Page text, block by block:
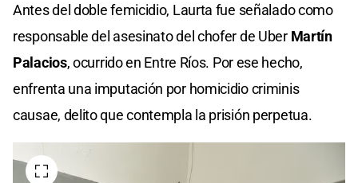
Antes del doble femicidio, Laurta fue señalado como
responsable del asesinato del chofer de Uber Martín
Palacios, ocurrido en Entre Ríos. Por ese hecho,
enfrenta una imputación por homicidio criminis
causae, delito que contempla la prisión perpetua.